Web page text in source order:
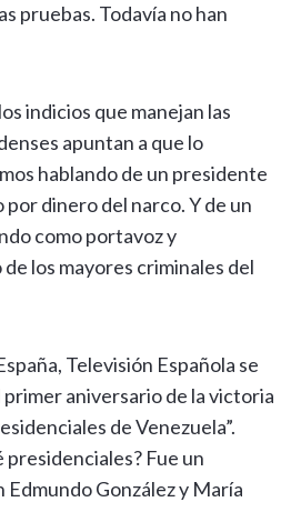
pruebas. Todavía no han
indicios que manejan las
apuntan a que lo
hablando de un presidente
dinero del narco. Y de un
como portavoz y
los mayores criminales del
Televisión Española se
aniversario de la victoria
de Venezuela”.
presidenciales? Fue un
Edmundo González y María